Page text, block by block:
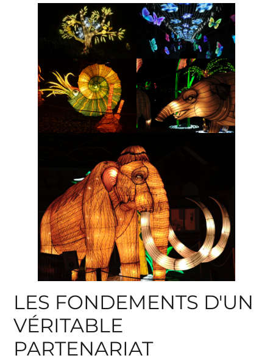
LES FONDEMENTS D'UN
VÉRITABLE
PARTENARIAT